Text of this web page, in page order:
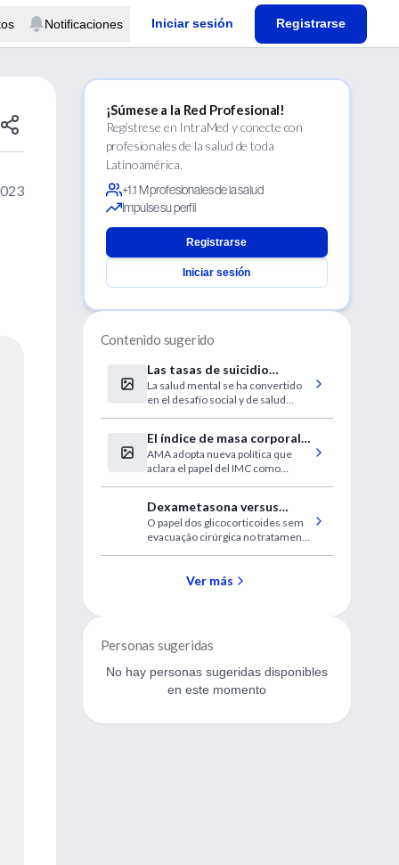
Notificaciones Iniciar sesión Registrarse
¡Súmese a la Red Profesional!
Regístrese en IntraMed y conecte con
profesionales de la salud de toda
Latinoamérica.
+1.1 M profesionales de la salud
Impulse su perfil
Registrarse
Iniciar sesión
Contenido sugerido
Las tasas de suicidio
continúan aumentando en
Estados Unidos
La salud mental se ha convertido
en el desafío social y de salud
El índice de masa corporal
es un mal indicador de
obesidad
AMA adopta nueva política que
aclara el papel del IMC como
Dexametasona versus
cirurgia para hematoma
subdural crônico
O papel dos glicocorticoides sem
evacuação cirúrgica no tratamento
Ver más
Personas sugeridas
No hay personas sugeridas disponibles
en este momento